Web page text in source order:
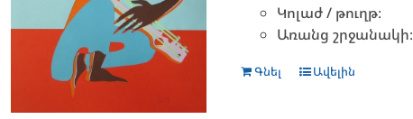
Կոլաժ / թուղթ։
Առանց շրջանակի։
Գնել Ավելին